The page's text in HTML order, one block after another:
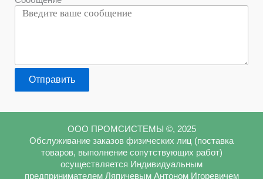
Отправить
ООО ПРОМСИСТЕМЫ ©, 2025
Обслуживание заказов физических лиц (поставка
товаров, выполнение сопутствующих работ)
осуществляется Индивидуальным
предпринимателем Ляпичевым Антоном Игоревичем